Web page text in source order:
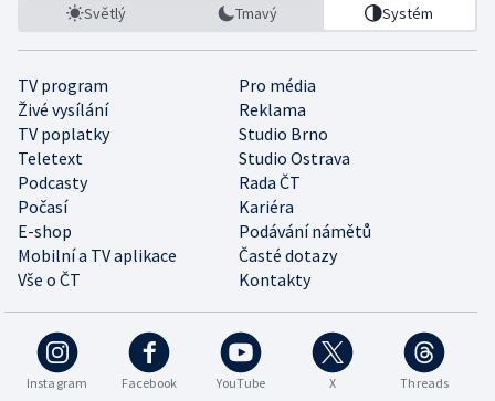
Světlý Tmavý Systém
TV program
Pro média
Živé vysílání
Reklama
TV poplatky
Studio Brno
Teletext
Studio Ostrava
Podcasty
Rada ČT
Počasí
Kariéra
E-shop
Podávání námětů
Mobilní a TV aplikace
Časté dotazy
Vše o ČT
Kontakty
Instagram Facebook YouTube X Threads